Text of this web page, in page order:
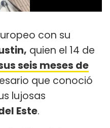
con su
quien el 14 de
seis meses de
que conoció
lujosas
Este.